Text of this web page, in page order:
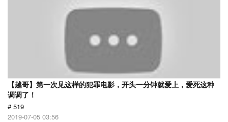
【越哥】第一次见这样的犯罪电影，开头一分钟就爱上，爱死这种
调调了！
# 519
2019-07-05 03:56